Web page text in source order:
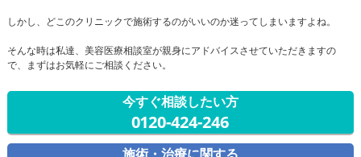
しかし、どこのクリニックで施術するのがいいのか迷ってしまいますよね。
そんな時は私達、美容医療相談室が親身にアドバイスさせていただきますの
で、まずはお気軽にご相談ください。
今すぐ相談したい方
0120-424-246